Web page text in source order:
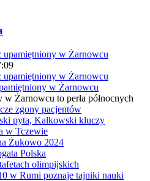
w Żarnowcu
Żarnowcu to perła północnych
zgony pacjentów
pyta, Kalkowski kluczy
w Tczewie
Żukowo 2024
Polska
olimpijskich
w Rumi poznaje tajniki nauki